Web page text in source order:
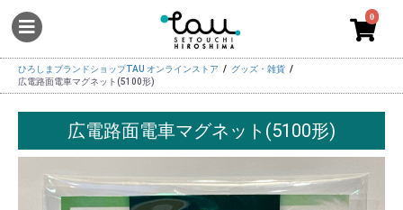
0
ひろしまブランドショップTAU オンラインストア
グッズ・雑貨
広電路面電車マグネット(5100形)
広電路面電車マグネット(5100形)